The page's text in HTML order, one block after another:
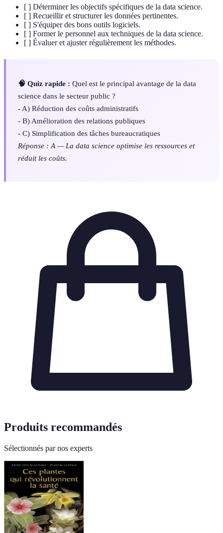
[ ] Déterminer les objectifs spécifiques de la data science.
[ ] Recueillir et structurer les données pertinentes.
[ ] S'équiper des bons outils logiciels.
[ ] Former le personnel aux techniques de la data science.
[ ] Évaluer et ajuster régulièrement les méthodes.
🧠 Quiz rapide : Quel est le principal avantage de la data
science dans le secteur public ?
- A) Réduction des coûts administratifs
- B) Amélioration des relations publiques
- C) Simplification des tâches bureaucratiques
Réponse : A — La data science optimise les ressources et
réduit les coûts.
Produits recommandés
Sélectionnés par nos experts